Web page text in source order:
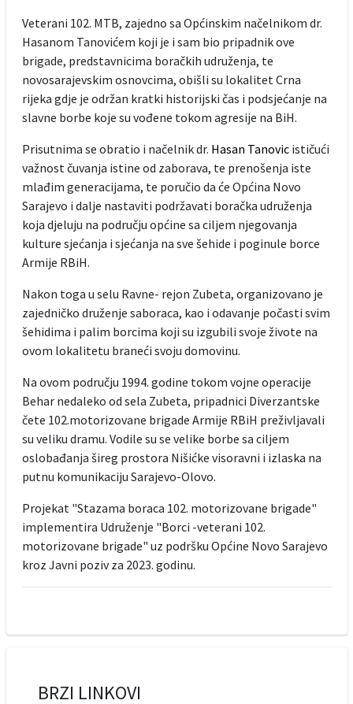
Veterani 102. MTB, zajedno sa Općinskim načelnikom dr.
Hasanom Tanovićem koji je i sam bio pripadnik ove
brigade, predstavnicima boračkih udruženja, te
novosarajevskim osnovcima, obišli su lokalitet Crna
rijeka gdje je održan kratki historijski čas i podsjećanje na
slavne borbe koje su vođene tokom agresije na BiH.
Prisutnima se obratio i načelnik dr. Hasan Tanovicističući
važnost čuvanja istine od zaborava, te prenošenja iste
mlađim generacijama, te poručio da će Općina Novo
Sarajevo i dalje nastaviti podržavati boračka udruženja
koja djeluju na području općine sa ciljem njegovanja
kulture sjećanja i sjećanja na sve šehide i poginule borce
Armije RBiH.
Nakon toga u selu Ravne- rejon Zubeta, organizovano je
zajedničko druženje saboraca, kao i odavanje počasti svim
šehidima i palim borcima koji su izgubili svoje živote na
ovom lokalitetu braneći svoju domovinu.
Na ovom području 1994. godine tokom vojne operacije
Behar nedaleko od sela Zubeta, pripadnici Diverzantske
čete 102.motorizovane brigade Armije RBiH preživljavali
su veliku dramu. Vodile su se velike borbe sa ciljem
oslobađanja šireg prostora Nišićke visoravni i izlaska na
putnu komunikaciju Sarajevo-Olovo.
Projekat "Stazama boraca 102. motorizovane brigade"
implementira Udruženje "Borci -veterani 102.
motorizovane brigade" uz podršku Općine Novo Sarajevo
kroz Javni poziv za 2023. godinu.
BRZI LINKOVI